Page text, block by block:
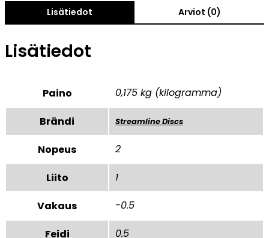
Lisätiedot Arviot (0)
Lisätiedot
Paino 0,175 kg (kilogramma)
Brändi Streamline Discs
Nopeus 2
Liito 1
Vakaus -0.5
Feidi 0.5